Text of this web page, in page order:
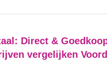
Direct &
vergelijken